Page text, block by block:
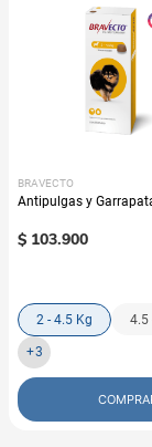
BRAVECTO
Antipulgas y
$ 103.900
2 - 4.5 Kg 4.5
+3